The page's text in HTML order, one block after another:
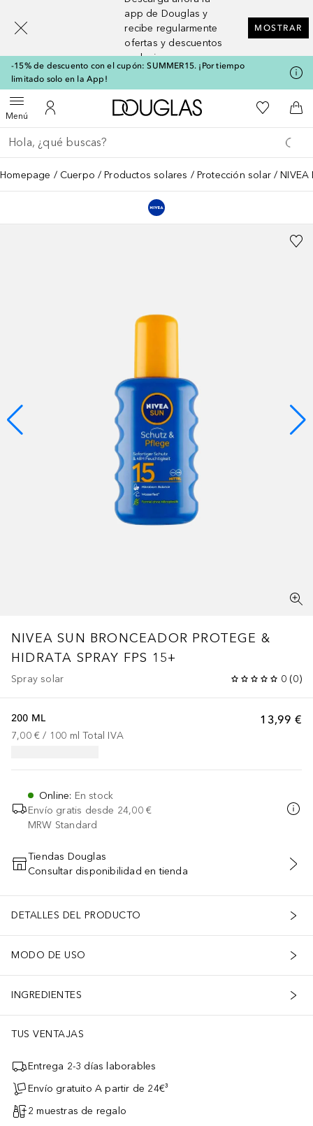
app de Douglas y
recibe regularmente
ofertas y descuentos
exclusivos
MOSTRAR
-15% de descuento con el cupón: SUMMER15. ¡Por tiempo
limitado solo en la App!
MenúAbrir menúMi cuenta
A Douglas HomeMi lista de
A
Regresar
Ejecutar búsqueda
Homepage Cuerpo Productos solares Protección solar
NIVEA SUN BRONCEADOR PROTEGE &
HIDRATA SPRAY FPS 15+
Spray solar 0 (0)
13,99 €
200 ML
7,00 € / 100 ml Total IVA
Online: En stock
Envío gratis desde 24,00 €
MRW Standard
AÑADIR AL CARRITO
Tiendas Douglas
Consultar disponibilidad en tienda
DETALLES DEL PRODUCTO
MODO DE USO
INGREDIENTES
TUS VENTAJAS
Entrega 2-3 días laborables
Envío gratuito A partir de 24€³
2 muestras de regalo
[navigation.slideout.screenreader]